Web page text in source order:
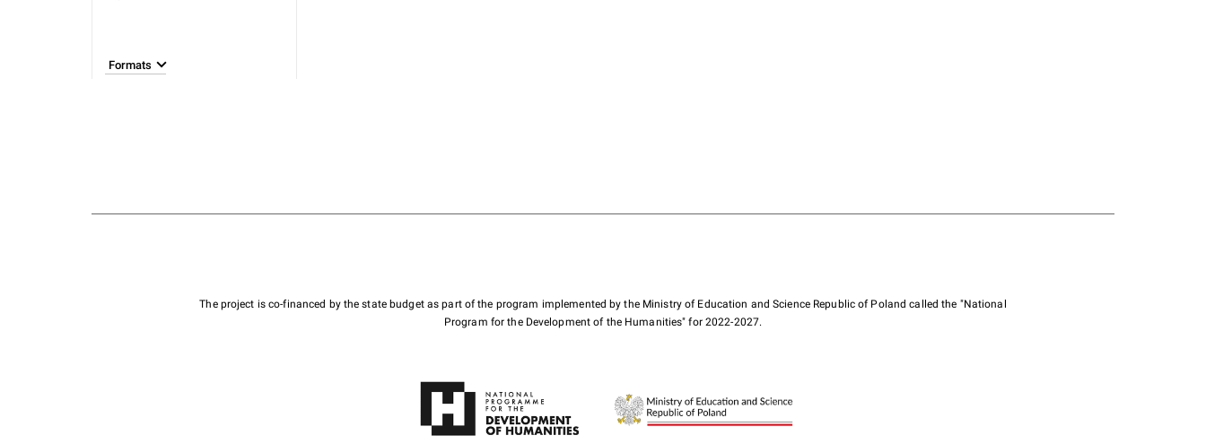
Formats
The project is co-financed by the state budget as part of the program implemented by the Ministry of Education and Science Republic of Poland called the "National
Program for the Development of the Humanities" for 2022-2027.